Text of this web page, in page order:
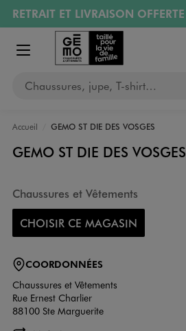
Aller au contenu principal
Aller à la navigation
RETRAIT ET LIVRAISON OFFERTE
Retours OFFERTSpendant 30 jours
PAYEZ EN 3x SANS FRAIS
RÉSERVATION GRATUITE
Afficher le menu
Chaussures, jupe, T-shirt…
Accueil GEMO ST DIE DES VOSGES
GEMO ST DIE DES VOSGES
Chaussures et Vêtements
CHOISIR CE MAGASIN
COORDONNÉES
Chaussures et Vêtements
Rue Ernest Charlier
88100 Ste Marguerite